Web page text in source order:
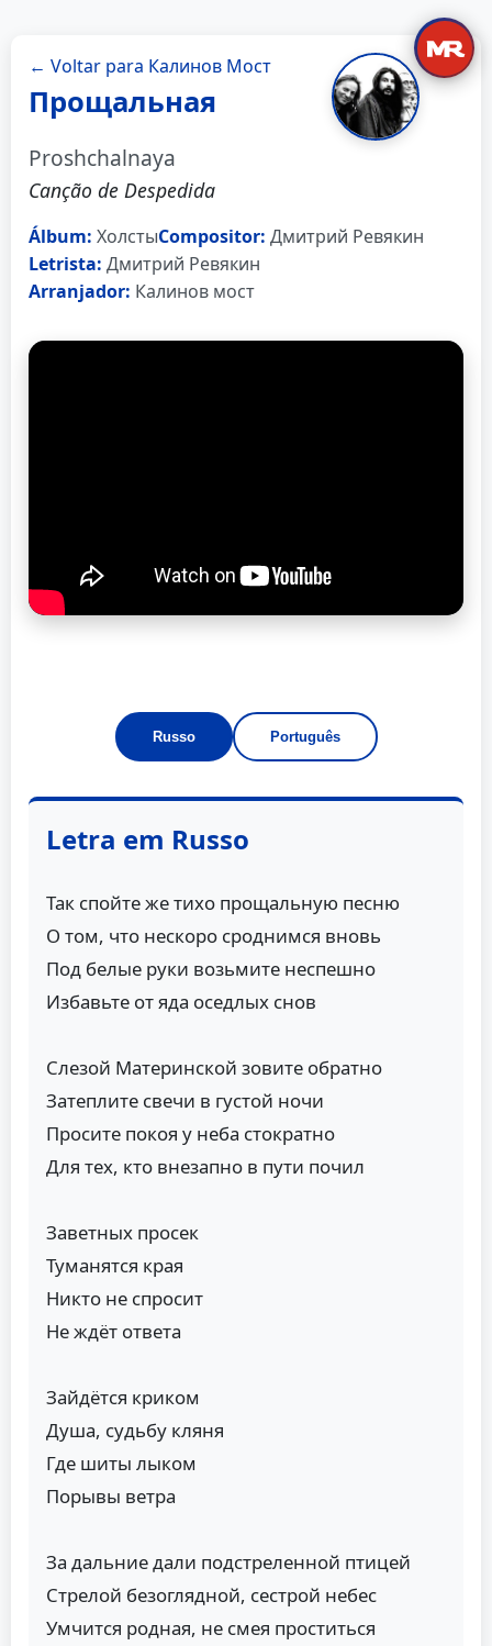
← Voltar para Калинов Мост
Прощальная
Proshchalnaya
Canção de Despedida
Álbum: ХолстыCompositor: Дмитрий Ревякин
Letrista: Дмитрий Ревякин
Arranjador: Калинов мост
Russo Português
Letra em Russo
Так спойте же тихо прощальную песню
О том, что нескоро сроднимся вновь
Под белые руки возьмите неспешно
Избавьте от яда оседлых снов
Слезой Материнской зовите обратно
Затеплите свечи в густой ночи
Просите покоя у неба стократно
Для тех, кто внезапно в пути почил
Заветных просек
Туманятся края
Никто не спросит
Не ждёт ответа
Зайдётся криком
Душа, судьбу кляня
Где шиты лыком
Порывы ветра
За дальние дали подстреленной птицей
Стрелой безоглядной, сестрой небес
Умчится родная, не смея проститься